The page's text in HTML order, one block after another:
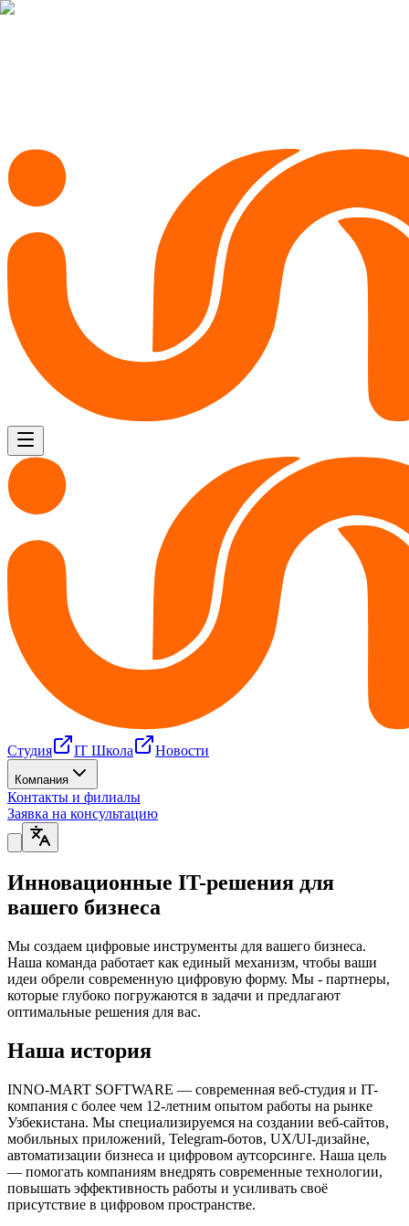
Студия IT Школа Новости
Компания
Контакты и филиалы
Заявка на консультацию
Инновационные IT-решения для
вашего бизнеса
Мы создаем цифровые инструменты для вашего бизнеса.
Наша команда работает как единый механизм, чтобы ваши
идеи обрели современную цифровую форму. Мы - партнеры,
которые глубоко погружаются в задачи и предлагают
оптимальные решения для вас.
Наша история
INNO-MART SOFTWARE — современная веб-студия и IT-
компания с более чем 12-летним опытом работы на рынке
Узбекистана. Мы специализируемся на создании веб-сайтов,
мобильных приложений, Telegram-ботов, UX/UI-дизайне,
автоматизации бизнеса и цифровом аутсорсинге. Наша цель
— помогать компаниям внедрять современные технологии,
повышать эффективность работы и усиливать своё
присутствие в цифровом пространстве.